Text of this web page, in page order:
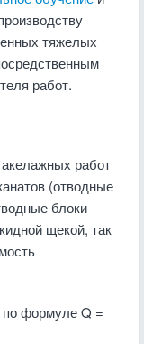
тяжелых
работ.
работ
(отводные
блоки
щекой, так
по формуле Q =